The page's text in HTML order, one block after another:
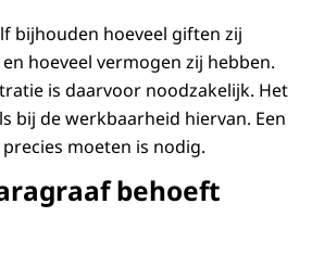
bijhouden hoeveel giften zij
hoeveel vermogen zij hebben.
is daarvoor noodzakelijk. Het
bij de werkbaarheid hiervan. Een
moeten is nodig.
behoeft